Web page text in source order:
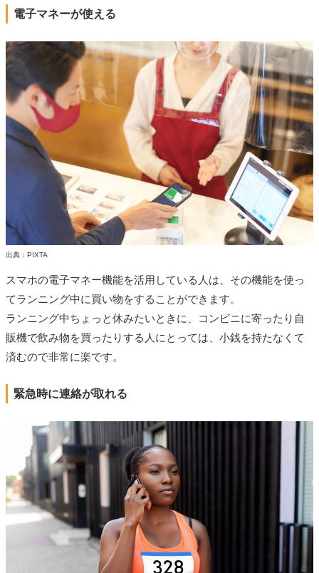
電子マネーが使える
出典：PIXTA
スマホの電子マネー機能を活用している人は、その機能を使っ
てランニング中に買い物をすることができます。
ランニング中ちょっと休みたいときに、コンビニに寄ったり自
販機で飲み物を買ったりする人にとっては、小銭を持たなくて
済むので非常に楽です。
緊急時に連絡が取れる